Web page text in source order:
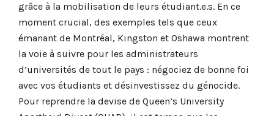
grâce à la mobilisation de leurs étudiant.e.s. En ce
moment crucial, des exemples tels que ceux
émanant de Montréal, Kingston et Oshawa montrent
la voie à suivre pour les administrateurs
d’universités de tout le pays : négociez de bonne foi
avec vos étudiants et désinvestissez du génocide.
Pour reprendre la devise de Queen’s University